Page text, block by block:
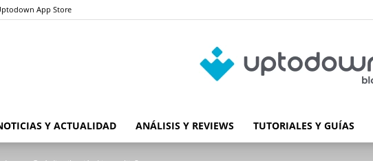
App Store
Blog
Y ACTUALIDAD ANÁLISIS Y REVIEWS TUTORIALES Y GUÍAS